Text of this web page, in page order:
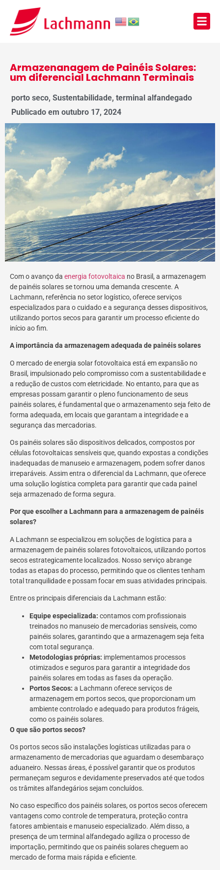
Armazenanagem de Painéis Solares:
um diferencial Lachmann Terminais
porto seco, Sustentabilidade, terminal alfandegado
Publicado em outubro 17, 2024
Com o avanço da energia fotovoltaica no Brasil, a armazenagem
de painéis solares se tornou uma demanda crescente. A
Lachmann, referência no setor logístico, oferece serviços
especializados para o cuidado e a segurança desses dispositivos,
utilizando portos secos para garantir um processo eficiente do
início ao fim.
A importância da armazenagem adequada de painéis solares
O mercado de energia solar fotovoltaica está em expansão no
Brasil, impulsionado pelo compromisso com a sustentabilidade e
a redução de custos com eletricidade. No entanto, para que as
empresas possam garantir o pleno funcionamento de seus
painéis solares, é fundamental que o armazenamento seja feito de
forma adequada, em locais que garantam a integridade e a
segurança das mercadorias.
Os painéis solares são dispositivos delicados, compostos por
células fotovoltaicas sensíveis que, quando expostas a condições
inadequadas de manuseio e armazenagem, podem sofrer danos
irreparáveis. Assim entra o diferencial da Lachmann, que oferece
uma solução logística completa para garantir que cada painel
seja armazenado de forma segura.
Por que escolher a Lachmann para a armazenagem de painéis
solares?
A Lachmann se especializou em soluções de logística para a
armazenagem de painéis solares fotovoltaicos, utilizando portos
secos estrategicamente localizados. Nosso serviço abrange
todas as etapas do processo, permitindo que os clientes tenham
total tranquilidade e possam focar em suas atividades principais.
Entre os principais diferenciais da Lachmann estão:
Equipe especializada: contamos com profissionais
treinados no manuseio de mercadorias sensíveis, como
painéis solares, garantindo que a armazenagem seja feita
com total segurança.
Metodologias próprias: implementamos processos
otimizados e seguros para garantir a integridade dos
painéis solares em todas as fases da operação.
Portos Secos: a Lachmann oferece serviços de
armazenagem em portos secos, que proporcionam um
ambiente controlado e adequado para produtos frágeis,
como os painéis solares.
O que são portos secos?
Os portos secos são instalações logísticas utilizadas para o
armazenamento de mercadorias que aguardam o desembaraço
aduaneiro. Nessas áreas, é possível garantir que os produtos
permaneçam seguros e devidamente preservados até que todos
os trâmites alfandegários sejam concluídos.
No caso específico dos painéis solares, os portos secos oferecem
vantagens como controle de temperatura, proteção contra
fatores ambientais e manuseio especializado. Além disso, a
presença de um terminal alfandegado agiliza o processo de
importação, permitindo que os painéis solares cheguem ao
mercado de forma mais rápida e eficiente.